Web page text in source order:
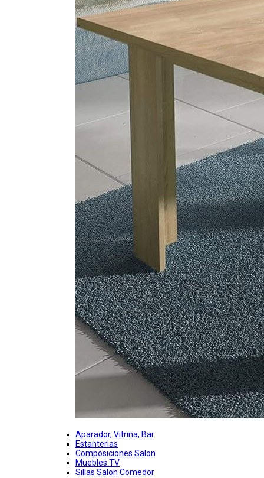
Aparador, Vitrina, Bar
Estanterias
Composiciones Salon
Muebles TV
Sillas Salon Comedor